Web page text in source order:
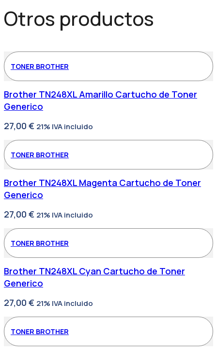
Otros productos
TONER BROTHER
Brother TN248XL Amarillo Cartucho de Toner
Generico
27,00 € 21% IVA incluido
TONER BROTHER
Brother TN248XL Magenta Cartucho de Toner
Generico
27,00 € 21% IVA incluido
TONER BROTHER
Brother TN248XL Cyan Cartucho de Toner
Generico
27,00 € 21% IVA incluido
TONER BROTHER